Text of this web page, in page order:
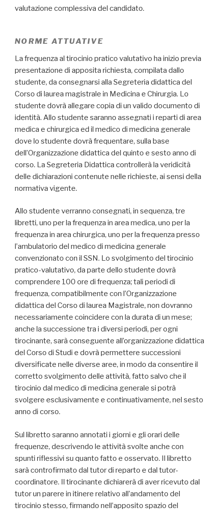
valutazione complessiva del candidato.
NORME ATTUATIVE
La frequenza al tirocinio pratico valutativo ha inizio previa
presentazione di apposita richiesta, compilata dallo
studente, da consegnarsi alla Segreteria didattica del
Corso di laurea magistrale in Medicina e Chirurgia. Lo
studente dovrà allegare copia di un valido documento di
identità. Allo studente saranno assegnati i reparti di area
medica e chirurgica ed il medico di medicina generale
dove lo studente dovrà frequentare, sulla base
dell’Organizzazione didattica del quinto e sesto anno di
corso. La Segreteria Didattica controllerà la veridicità
delle dichiarazioni contenute nelle richieste, ai sensi della
normativa vigente.
Allo studente verranno consegnati, in sequenza, tre
libretti, uno per la frequenza in area medica, uno per la
frequenza in area chirurgica, uno per la frequenza presso
l’ambulatorio del medico di medicina generale
convenzionato con il SSN. Lo svolgimento del tirocinio
pratico-valutativo, da parte dello studente dovrà
comprendere 100 ore di frequenza; tali periodi di
frequenza, compatibilmente con l’Organizzazione
didattica del Corso di laurea Magistrale, non dovranno
necessariamente coincidere con la durata di un mese;
anche la successione tra i diversi periodi, per ogni
tirocinante, sarà conseguente all’organizzazione didattica
del Corso di Studi e dovrà permettere successioni
diversificate nelle diverse aree, in modo da consentire il
corretto svolgimento delle attività, fatto salvo che il
tirocinio dal medico di medicina generale si potrà
svolgere esclusivamente e continuativamente, nel sesto
anno di corso.
Sul libretto saranno annotati i giorni e gli orari delle
frequenze, descrivendo le attività svolte anche con
spunti riflessivi su quanto fatto e osservato. Il libretto
sarà controfirmato dal tutor di reparto e dal tutor-
coordinatore. Il tirocinante dichiarerà di aver ricevuto dal
tutor un parere in itinere relativo all’andamento del
tirocinio stesso, firmando nell’apposito spazio del